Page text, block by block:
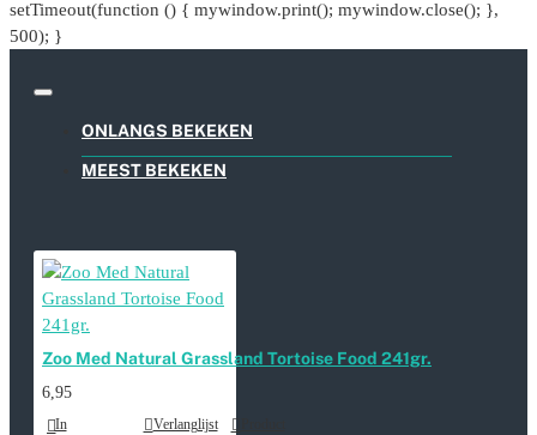
setTimeout(function () { mywindow.print(); mywindow.close(); },
500); }
ONLANGS BEKEKEN
MEEST BEKEKEN
Zoo Med Natural Grassland Tortoise Food 241gr.
6,95
In
Verlanglijst